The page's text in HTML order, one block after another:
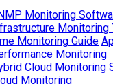
Monitoring
Monitoring
Monitoring Guide
Monitoring
Cloud Monitoring
Monitoring